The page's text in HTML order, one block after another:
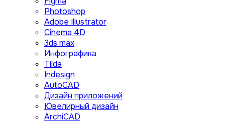
Photoshop
Adobe Illustrator
Сinema 4D
3ds max
Инфографика
Tilda
Indesign
AutoCAD
Дизайн приложений
Ювелирный дизайн
ArchiCAD